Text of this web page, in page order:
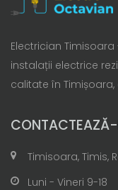
Electrician
instalații electrice
calitate în
Timisoara, Timis,
Luni - Vineri 9-18